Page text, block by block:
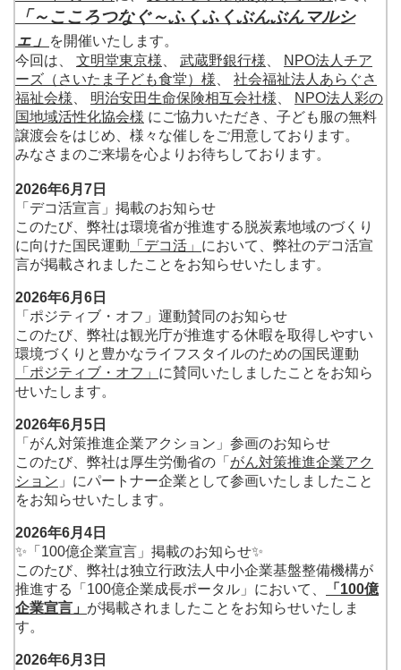
「～こころつなぐ～ふくふくぶんぶんマルシ
ェ」
を開催いたします。
今回は、 文明堂東京様 武蔵野銀行様
NPO法人チア
ーズ（さいたま子ども食堂）様
社会福祉法人あらぐさ
福祉会様
明治安田生命保険相互会社様
NPO法人彩の
国地域活性化協会様 にご協力いただき、子ども服の無料
譲渡会をはじめ、様々な催しをご用意しております。
みなさまのご来場を心よりお待ちしております。
2026年6月7日
「デコ活宣言」掲載のお知らせ
このたび、弊社は環境省が推進する脱炭素地域のづくり
に向けた国民運動 「デコ活」 において、弊社のデコ活宣
言が掲載されましたことをお知らせいたします。
2026年6月6日
「ポジティブ・オフ」運動賛同のお知らせ
このたび、弊社は観光庁が推進する休暇を取得しやすい
環境づくりと豊かなライフスタイルのための国民運動
「ポジティブ・オフ」 に賛同いたしましたことをお知ら
せいたします。
2026年6月5日
「がん対策推進企業アクション」参画のお知らせ
このたび、弊社は厚生労働省の「 がん対策推進企業アク
ション 」にパートナー企業として参画いたしましたこと
をお知らせいたします。
2026年6月4日
✨「100億企業宣言」掲載のお知らせ✨
このたび、弊社は独立行政法人中小企業基盤整備機構が
推進する「100億企業成長ポータル」において、
「100億
企業宣言」 が掲載されましたことをお知らせいたしま
す。
2026年6月3日